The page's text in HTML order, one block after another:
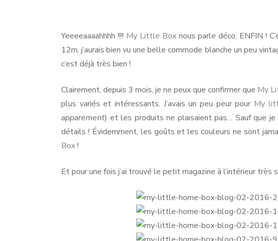
PAYS-BAS
Box
Yeeeeaaaahhhh !!!! My Little Boxnous parle déco, ENFIN !
12m, j’aurais bien vu une belle commode blanche un peu
c’est déjà très bien !
Clairement, depuis 3 mois, je ne peux que confirmer que My
plus variés et intéressants. J’avais un peu peur pour My
apparement) et les produits ne plaisaient pas… Sauf que
détails ! Évidemment, les goûts et les couleurs ne sont
Box!
Et pour une fois j’ai trouvé le petit magazine à l’intérieur